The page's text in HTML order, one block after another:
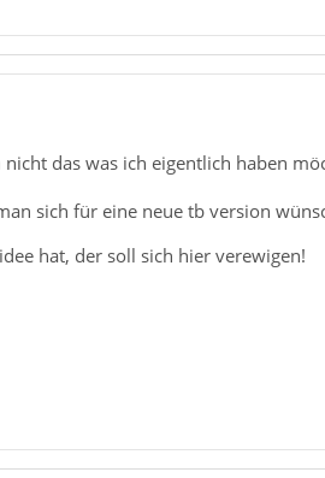
das was ich eigentlich haben
sich für eine neue tb version
hat, der soll sich hier verewigen!